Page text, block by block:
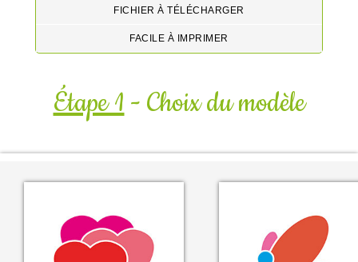
FICHIER À TÉLÉCHARGER
FACILE À IMPRIMER
Étape 1- Choix du modèle